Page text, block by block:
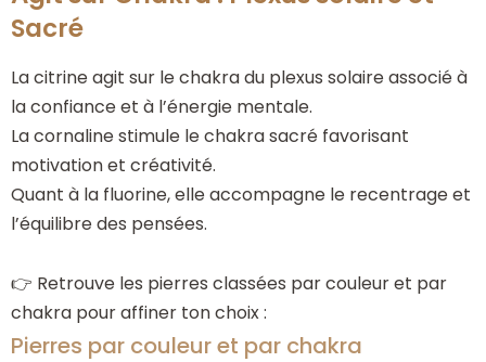
Sacré
La citrine agit sur le chakra du plexus solaire associé à
la confiance et à l’énergie mentale.
La cornaline stimule le chakra sacré favorisant
motivation et créativité.
Quant à la fluorine, elle accompagne le recentrage et
l’équilibre des pensées.
👉 Retrouve les pierres classées par couleur et par
chakra pour affiner ton choix :
Pierres par couleur et par chakra